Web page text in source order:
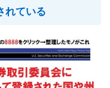
れている